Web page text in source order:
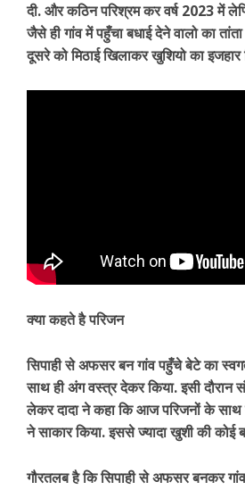
दी. और कठिन परिश्रम कर वर्ष 2023 में
जैसे ही गांव में पहुँचा बधाई देने वालो का
दूसरे को मिठाई खिलाकर खुशियो का इजहार
क्या कहते है परिजन
सिपाही से अफसर बन गांव पहुँचे बेटे का
साथ ही अंग वस्त्र देकर किया. इसी दौरान
लेकर दादा ने कहा कि आज परिजनों के साथ
ने साकार किया. इससे ज्यादा खुशी की कोई
गौरतलब है कि सिपाही से अफसर बनकर